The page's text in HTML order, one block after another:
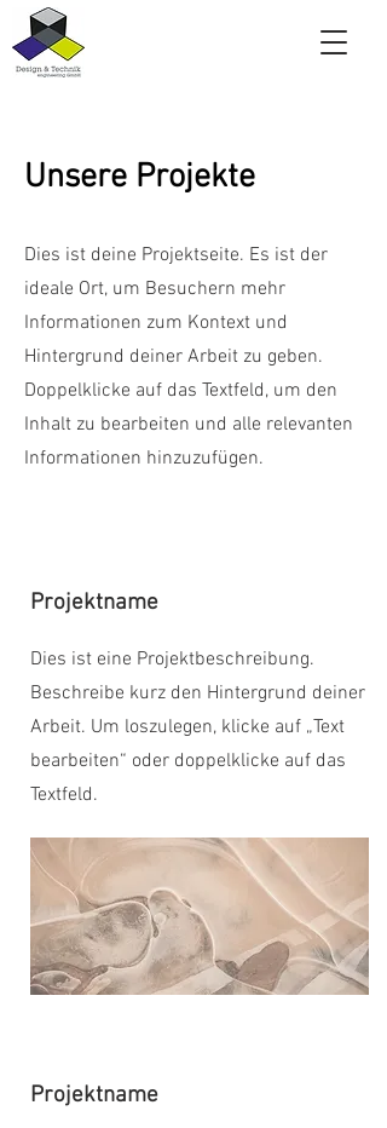
Unsere Projekte
Dies ist deine Projektseite. Es ist der
ideale Ort, um Besuchern mehr
Informationen zum Kontext und
Hintergrund deiner Arbeit zu geben.
Doppelklicke auf das Textfeld, um den
Inhalt zu bearbeiten und alle relevanten
Informationen hinzuzufügen.
Projektname
Dies ist eine Projektbeschreibung.
Beschreibe kurz den Hintergrund deiner
Arbeit. Um loszulegen, klicke auf „Text
bearbeiten“ oder doppelklicke auf das
Textfeld.
Projektname